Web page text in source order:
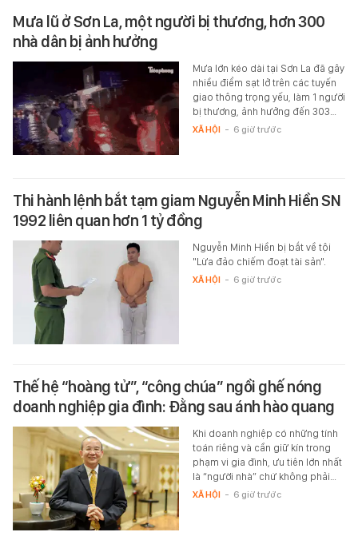
Mưa lũ ở Sơn La, một người bị thương, hơn 300
nhà dân bị ảnh hưởng
Mưa lớn kéo dài tại Sơn La đã gây
nhiều điểm sạt lở trên các tuyến
giao thông trọng yếu, làm 1 người
bị thương, ảnh hưởng đến 303…
XÃ HỘI - 6 giờ trước
Thi hành lệnh bắt tạm giam Nguyễn Minh Hiền SN
1992 liên quan hơn 1 tỷ đồng
Nguyễn Minh Hiền bị bắt về tội
"Lừa đảo chiếm đoạt tài sản".
XÃ HỘI - 6 giờ trước
Thế hệ “hoàng tử”, “công chúa” ngồi ghế nóng
doanh nghiệp gia đình: Đằng sau ánh hào quang
Khi doanh nghiệp có những tính
toán riêng và cần giữ kín trong
phạm vi gia đình, ưu tiên lớn nhất
là “người nhà” chứ không phải…
XÃ HỘI - 6 giờ trước